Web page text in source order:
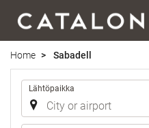
Home Sabadell
Reitti
Lähtöpaikka